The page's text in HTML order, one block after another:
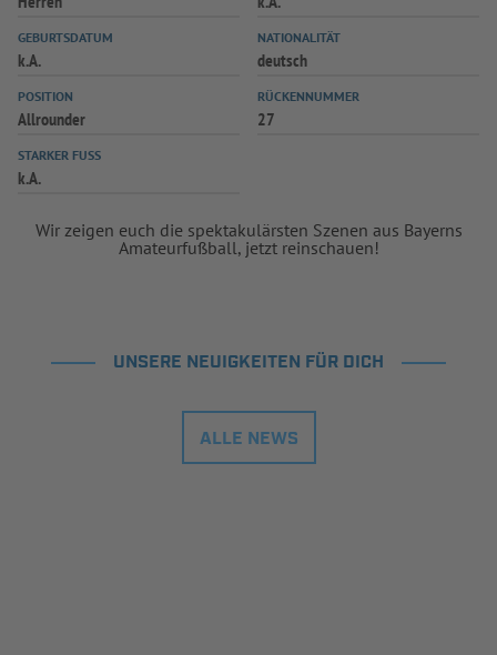
GEBURTSDATUM
k.A.
NATIONALITÄT
deutsch
POSITION
Allrounder
RÜCKENNUMMER
27
STARKER FUSS
k.A.
Wir zeigen euch die spektakulärsten Szenen aus Bayerns
Amateurfußball, jetzt reinschauen!
UNSERE NEUIGKEITEN FÜR DICH
ALLE NEWS